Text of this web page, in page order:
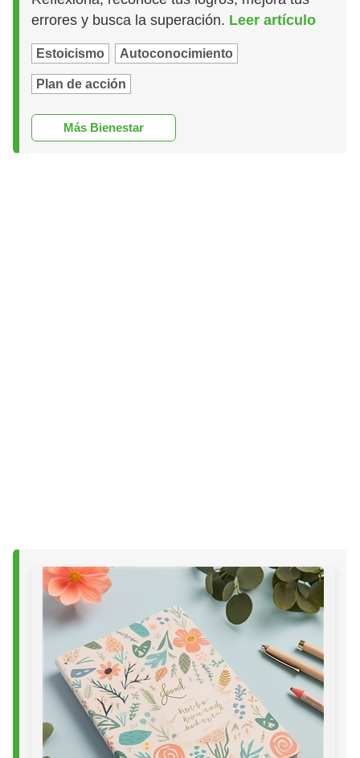
errores y busca la superación. Leer artículo
Estoicismo Autoconocimiento
Plan de acción
Más Bienestar